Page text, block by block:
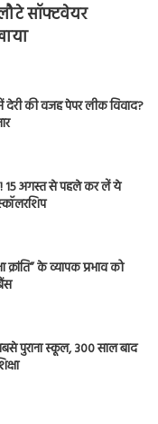
सॉफ्टवेयर
की वजह पेपर लीक विवाद?
15 अगस्त से पहले कर लें ये
क्रांति” के व्यापक प्रभाव को
पुराना स्कूल, 300 साल बाद